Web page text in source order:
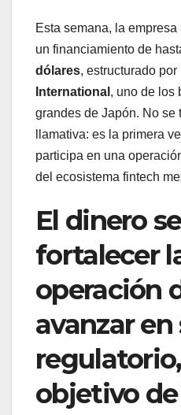
Esta semana, la
un financiamiento de
dólares, estructurado por
International , uno de los
grandes de Japón. No se
llamativa: es la primera
participa en una
del ecosistema fintech
El dinero
fortalecer
operación
avanzar
objetivo